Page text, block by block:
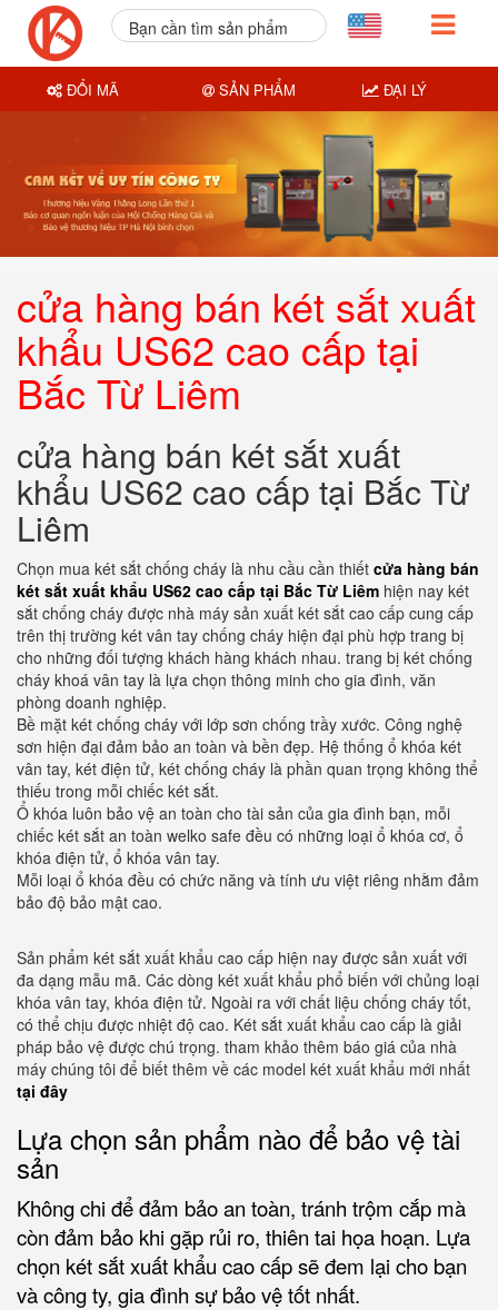
cửa hàng bán két sắt xuất
khẩu US62 cao cấp tại
Bắc Từ Liêm
cửa hàng bán két sắt xuất
khẩu US62 cao cấp tại Bắc Từ
Liêm
Chọn mua két sắt chống cháy là nhu cầu cần thiết cửa hàng bán
két sắt xuất khẩu US62 cao cấp tại Bắc Từ Liêm hiện nay két
sắt chống cháy được nhà máy sản xuất két sắt cao cấp cung cấp
trên thị trường két vân tay chống cháy hiện đại phù hợp trang bị
cho những đối tượng khách hàng khách nhau. trang bị két chống
cháy khoá vân tay là lựa chọn thông minh cho gia đình, văn
phòng doanh nghiệp.
Bề mặt két chống cháy với lớp sơn chống trầy xước. Công nghệ
sơn hiện đại đảm bảo an toàn và bền đẹp. Hệ thống ổ khóa két
vân tay, két điện tử, két chống cháy là phần quan trọng không thể
thiếu trong mỗi chiếc két sắt.
Ổ khóa luôn bảo vệ an toàn cho tài sản của gia đình bạn, mỗi
chiếc két sắt an toàn welko safe đều có những loại ổ khóa cơ, ổ
khóa điện tử, ổ khóa vân tay.
Mỗi loại ổ khóa đều có chức năng và tính ưu việt riêng nhằm đảm
bảo độ bảo mật cao.
Sản phẩm két sắt xuất khẩu cao cấp hiện nay được sản xuất với
đa dạng mẫu mã. Các dòng két xuất khẩu phổ biến với chủng loại
khóa vân tay, khóa điện tử. Ngoài ra với chất liệu chống cháy tốt,
có thể chịu được nhiệt độ cao. Két sắt xuất khẩu cao cấp là giải
pháp bảo vệ được chú trọng. tham khảo thêm báo giá của nhà
máy chúng tôi để biết thêm về các model két xuất khẩu mới nhất
tại đây
Lựa chọn sản phẩm nào để bảo vệ tài
sản
Không chi để đảm bảo an toàn, tránh trộm cắp mà
còn đảm bảo khi gặp rủi ro, thiên tai họa hoạn. Lựa
chọn két sắt xuất khẩu cao cấp sẽ đem lại cho bạn
và công ty, gia đình sự bảo vệ tốt nhất.
Bạn cần tìm sản phẩm
ĐỔI MÃ SẢN PHẨM ĐẠI LÝ